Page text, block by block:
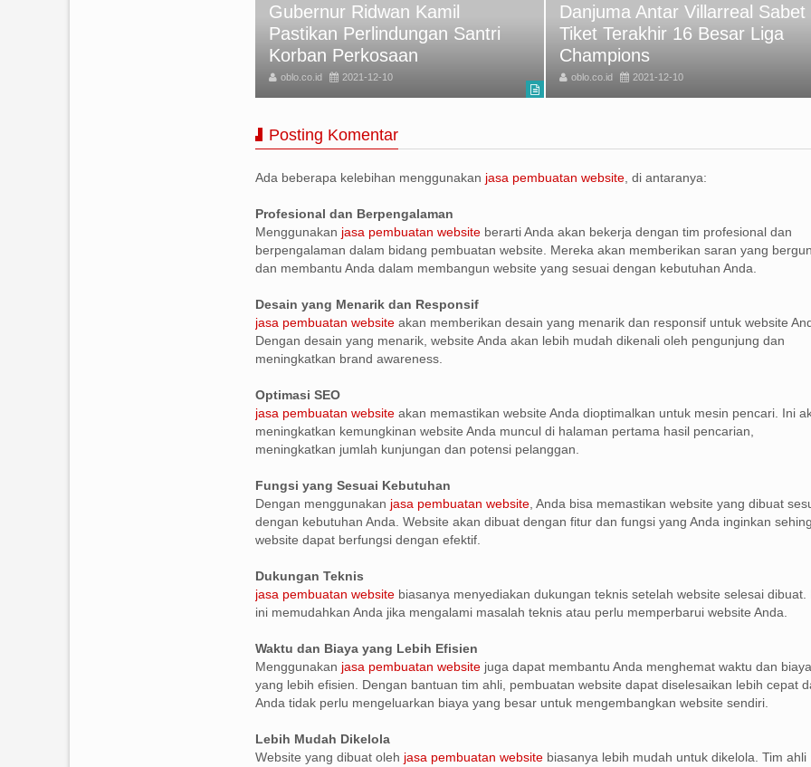
Gubernur Ridwan Kamil
Pastikan Perlindungan Santri
Korban Perkosaan
oblo.co.id 2021-12-10
Danjuma Antar Villarreal Sabet
Tiket Terakhir 16 Besar Liga
Champions
oblo.co.id 2021-12-10
Posting Komentar
Ada beberapa kelebihan menggunakan jasa pembuatan website , di antaranya:
Profesional dan Berpengalaman
Menggunakan jasa pembuatan website berarti Anda akan bekerja dengan tim profesional dan
berpengalaman dalam bidang pembuatan website. Mereka akan memberikan saran yang
dan membantu Anda dalam membangun website yang sesuai dengan kebutuhan Anda.
Desain yang Menarik dan Responsif
jasa pembuatan website akan memberikan desain yang menarik dan responsif untuk website
Dengan desain yang menarik, website Anda akan lebih mudah dikenali oleh pengunjung dan
meningkatkan brand awareness.
Optimasi SEO
jasa pembuatan website akan memastikan website Anda dioptimalkan untuk mesin pencari. Ini
meningkatkan kemungkinan website Anda muncul di halaman pertama hasil pencarian,
meningkatkan jumlah kunjungan dan potensi pelanggan.
Fungsi yang Sesuai Kebutuhan
Dengan menggunakan jasa pembuatan website , Anda bisa memastikan website yang dibuat
dengan kebutuhan Anda. Website akan dibuat dengan fitur dan fungsi yang Anda inginkan
website dapat berfungsi dengan efektif.
Dukungan Teknis
jasa pembuatan website biasanya menyediakan dukungan teknis setelah website selesai dibuat.
ini memudahkan Anda jika mengalami masalah teknis atau perlu memperbarui website Anda.
Waktu dan Biaya yang Lebih Efisien
Menggunakan jasa pembuatan website juga dapat membantu Anda menghemat waktu dan biaya
yang lebih efisien. Dengan bantuan tim ahli, pembuatan website dapat diselesaikan lebih cepat
Anda tidak perlu mengeluarkan biaya yang besar untuk mengembangkan website sendiri.
Lebih Mudah Dikelola
Website yang dibuat oleh jasa pembuatan website biasanya lebih mudah untuk dikelola. Tim ahli